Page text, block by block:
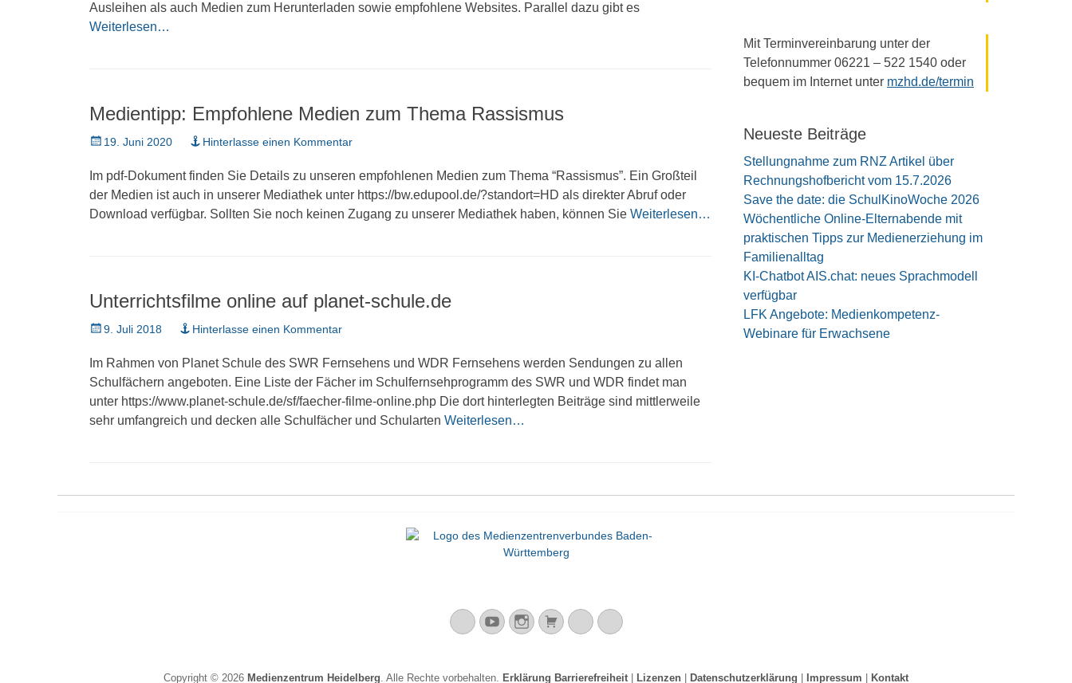
Ausleihen als auch Medien zum Herunterladen sowie empfohlene Websites. Parallel dazu gibt es
Weiterlesen…
Medientipp: Empfohlene Medien zum Thema Rassismus
Veröffentlicht
19. Juni 2020 Hinterlasse einen Kommentar
Im pdf-Dokument finden Sie Details zu unseren empfohlenen Medien zum Thema “Rassismus”. Ein Großteil
der Medien ist auch in unserer Mediathek unter https://bw.edupool.de/?standort=HD als direkter Abruf oder
Download verfügbar. Sollten Sie noch keinen Zugang zu unserer Mediathek haben, können Sie Weiterlesen…
Unterrichtsfilme online auf planet-schule.de
Veröffentlicht
9. Juli 2018 Hinterlasse einen Kommentar
Im Rahmen von Planet Schule des SWR Fernsehens und WDR Fernsehens werden Sendungen zu allen
Schulfächern angeboten. Eine Liste der Fächer im Schulfernsehprogramm des SWR und WDR findet man
unter https://www.planet-schule.de/sf/faecher-filme-online.php Die dort hinterlegten Beiträge sind mittlerweile
sehr umfangreich und decken alle Schulfächer und Schularten Weiterlesen…
Mit Terminvereinbarung unter der
Telefonnummer 06221 – 522 1540 oder
bequem im Internet unter mzhd.de/termin
Neueste Beiträge
Stellungnahme zum RNZ Artikel über
Rechnungshofbericht vom 15.7.2026
Save the date: die SchulKinoWoche 2026
Wöchentliche Online-Elternabende mit
praktischen Tipps zur Medienerziehung im
Familienalltag
KI-Chatbot AIS.chat: neues Sprachmodell
verfügbar
LFK Angebote: Medienkompetenz-
Webinare für Erwachsene
Mastodon
YouTubeInstagramWarenkorb
CloudPeertube
Copyright © 2026 Medienzentrum Heidelberg. Alle Rechte vorbehalten. Erklärung Barrierefreiheit Lizenzen Datenschutzerklärung Impressum Kontakt